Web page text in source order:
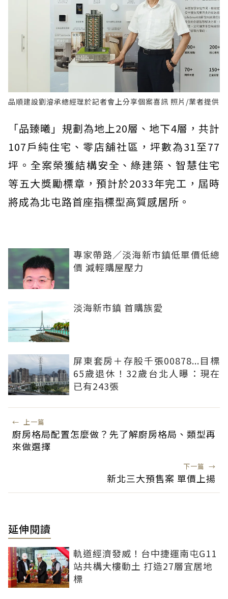
品順建設劉𣿰承總經理於記者會上分享個案喜訊 照片/業者提供
「品臻曦」規劃為地上20層、地下4層，共計
107戶純住宅、零店舖社區，坪數為31至77
坪。全案榮獲結構安全、綠建築、智慧住宅
等五大獎勵標章，預計於2033年完工，屆時
將成為北屯路首座指標型高質感居所。
專家帶路／淡海新市鎮低單價低總
價 減輕購屋壓力
淡海新市鎮 首購族愛
屏東套房＋存股千張00878...目標
65歲退休！32歲台北人曝：現在
已有243張
← 上一篇
廚房格局配置怎麼做？先了解廚房格局、類型再
來做選擇
下一篇 →
新北三大預售案 單價上揚
延伸閱讀
軌道經濟發威！台中捷運南屯G11
站共構大樓動土 打造27層宜居地
標